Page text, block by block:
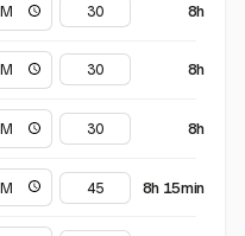
8h
8h
8h
8h 15min